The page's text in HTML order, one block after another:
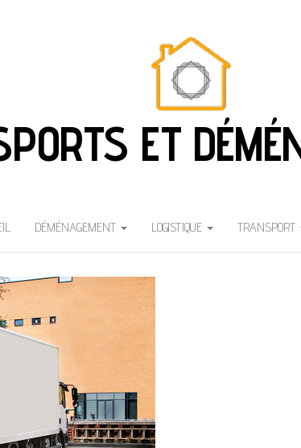
ET
DÉMÉNAGEMENT LOGISTIQUE TRANSPORT